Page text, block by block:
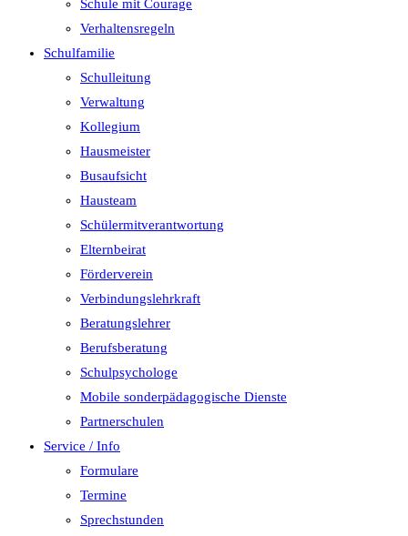
Schule mit Courage
Verhaltensregeln
Schulfamilie
Schulleitung
Verwaltung
Kollegium
Hausmeister
Busaufsicht
Hausteam
Schülermitverantwortung
Elternbeirat
Förderverein
Verbindungslehrkraft
Beratungslehrer
Berufsberatung
Schulpsychologe
Mobile sonderpädagogische Dienste
Partnerschulen
Service / Info
Formulare
Termine
Sprechstunden